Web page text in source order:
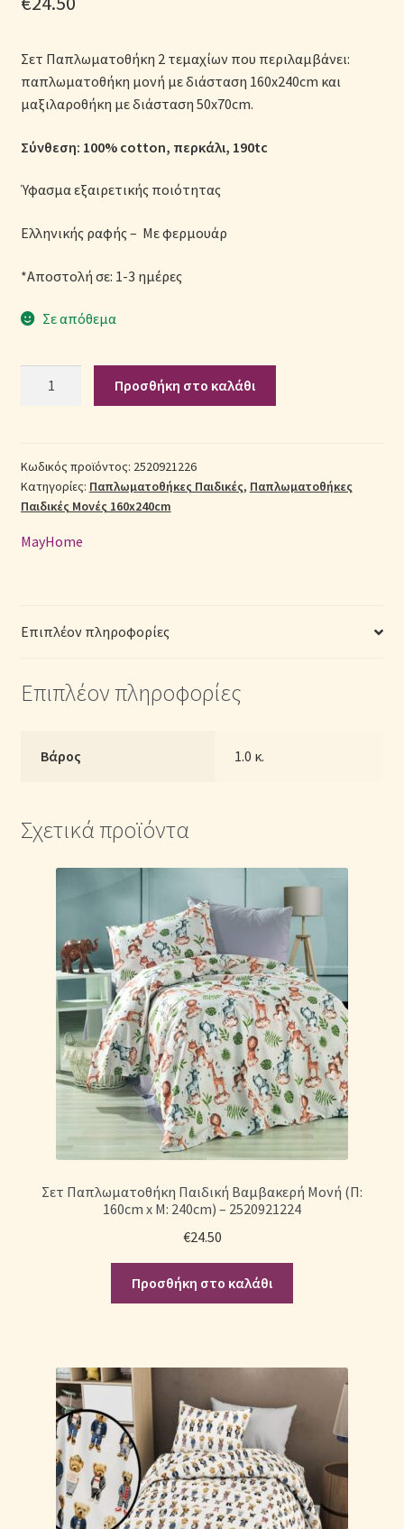
Μονόχρωμες Παπλωματοθήκες
Ολοκλήρωση παραγγελίας
Όροι Χρήσης
Παιδικά Λευκά Είδη
Σύνδεση
Σετ Παπλωματοθήκη 2 τεμαχίων που περιλαμβάνει:
παπλωματοθήκη μονή με διάσταση 160x240cm και
μαξιλαροθήκη με διάσταση 50x70cm.
Σύνθεση: 100% cotton, περκάλι, 190tc
Ύφασμα εξαιρετικής ποιότητας
Ελληνικής ραφής – Με φερμουάρ
*Αποστολή σε: 1-3 ημέρες
Σε απόθεμα
Παπλωματοθήκη
Μονή
(Π:
160cm
x
2520921226
Προσθήκη στο καλάθι
Κωδικός προϊόντος: 2520921226
Κατηγορίες: Παπλωματοθήκες Παιδικές, Παπλωματοθήκες
Παιδικές Μονές 160x240cm
MayHome
Επιπλέον πληροφορίες
Επιπλέον πληροφορίες
Βάρος 1.0 κ.
Σχετικά προϊόντα
Σετ Παπλωματοθήκη Παιδική Βαμβακερή Μονή (Π:
160cm x Μ: 240cm) – 2520921224
€24.50
Προσθήκη στο καλάθι